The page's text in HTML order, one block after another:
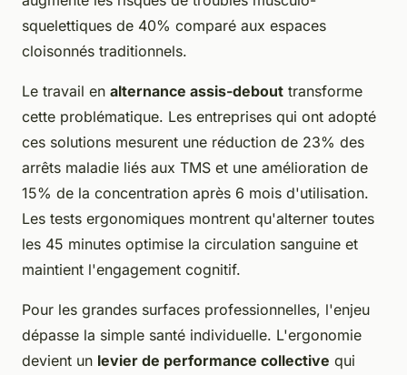
squelettiques de 40% comparé aux espaces
cloisonnés traditionnels.
Le travail en alternance assis-debout transforme
cette problématique. Les entreprises qui ont adopté
ces solutions mesurent une réduction de 23% des
arrêts maladie liés aux TMS et une amélioration de
15% de la concentration après 6 mois d'utilisation.
Les tests ergonomiques montrent qu'alterner toutes
les 45 minutes optimise la circulation sanguine et
maintient l'engagement cognitif.
Pour les grandes surfaces professionnelles, l'enjeu
dépasse la simple santé individuelle. L'ergonomie
devient un levier de performance collective qui